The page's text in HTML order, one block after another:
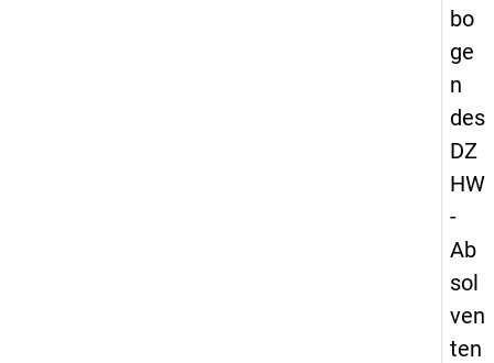
bo
ge
n
des
DZ
HW
-
Ab
sol
ven
ten